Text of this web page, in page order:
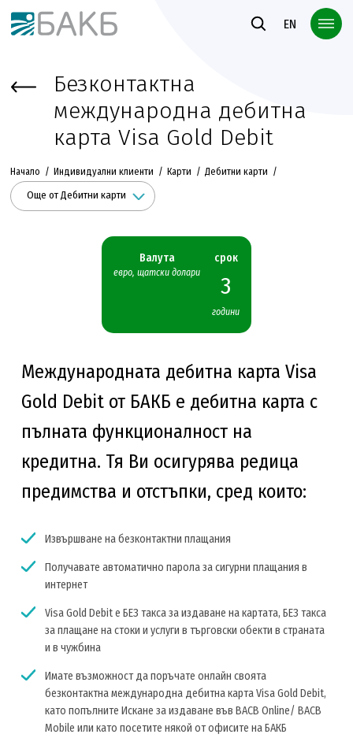
Към основното съдържание
EN
Безконтактна
международна дебитна
карта Visa Gold Debit
Начало Индивидуални клиенти Карти Дебитни карти
Още от Дебитни карти
Валута
евро, щатски долари
срок
3
години
Международната дебитна карта Visa
Gold Debit от БАКБ е дебитна карта с
пълната функционалност на
кредитна. Тя Ви осигурява редица
предимства и отстъпки, сред които:
Извършване на безконтактни плащания
Получавате автоматично парола за сигурни плащания в
интернет
Visa Gold Debit е БЕЗ такса за издаване на картата, БЕЗ такса
за плащане на стоки и услуги в търговски обекти в страната
и в чужбина
Имате възможност да поръчате онлайн своята
безконтактна международна дебитна карта Visa Gold Debit,
като попълните Искане за издаване във BACB Online/ BACB
Mobile или като посетите някой от офисите на БАКБ